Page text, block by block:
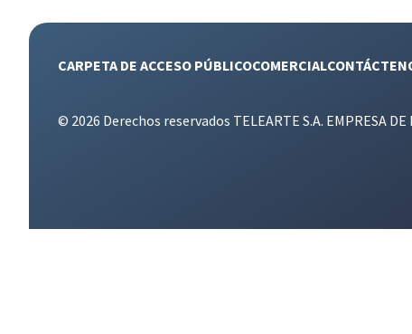
CARPETA DE ACCESO PÚBLICOCOMERCIAL
© 2026 Derechos reservados TELEARTE S.A. EMPRESA DE